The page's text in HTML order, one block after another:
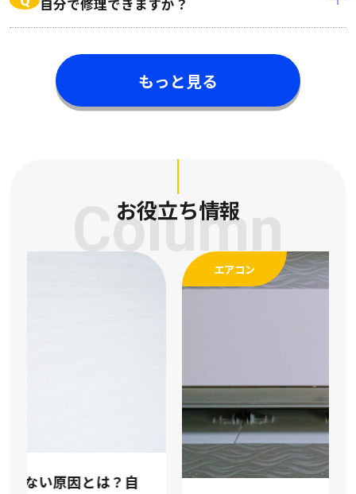
自分で修理できますか？
もっと見る
Column
お役立ち情報